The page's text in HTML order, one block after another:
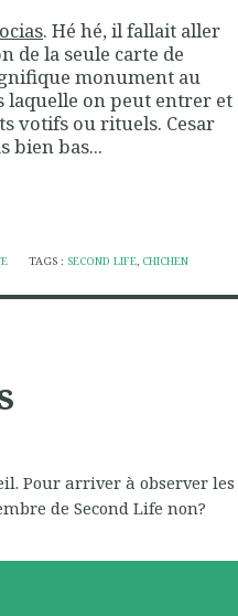
. Hé hé, il fallait aller
de la seule carte de
monument au
laquelle on peut entrer et
votifs ou rituels. Cesar
bien bas...
TAGS : SECOND LIFE, CHICHEN
Pour arriver à observer les
de Second Life non?